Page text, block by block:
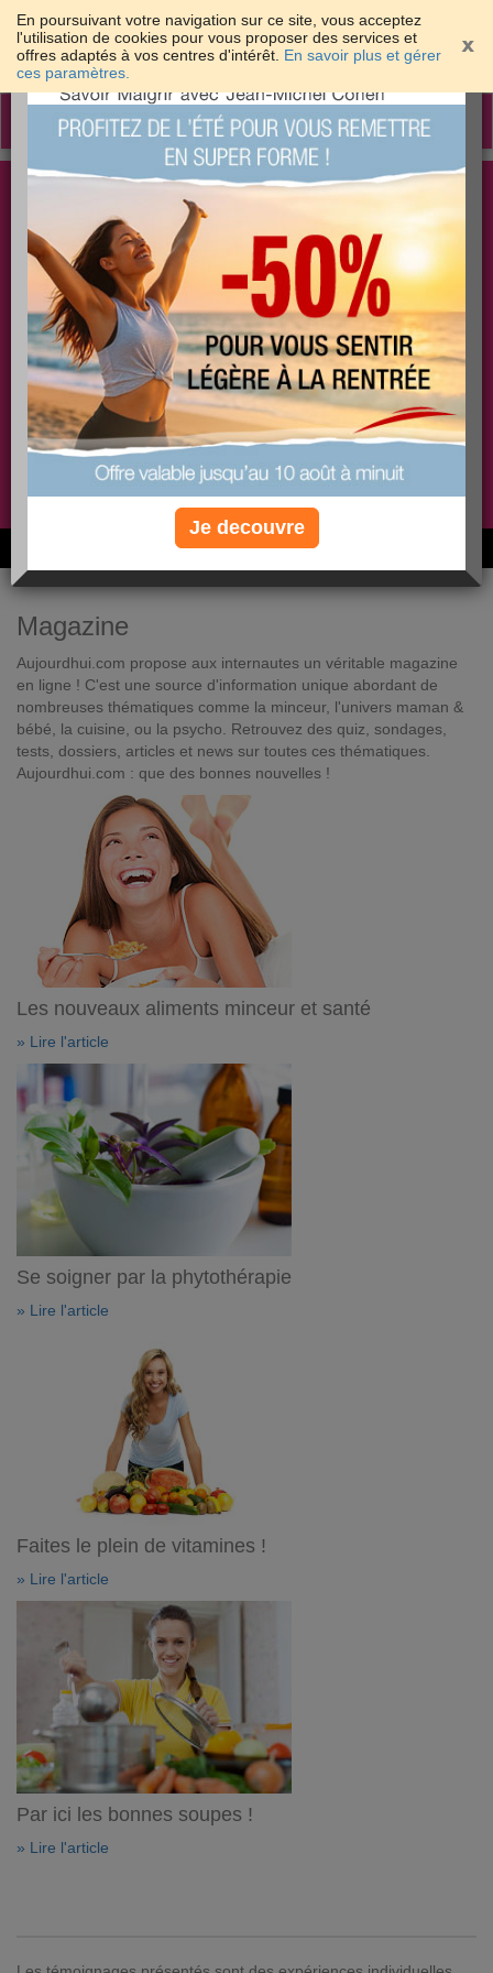
En poursuivant votre navigation sur ce site, vous acceptez
l'utilisation de cookies pour vous proposer des services et
offres adaptés à vos centres d'intérêt. En savoir plus et gérer
ces paramètres.
Toggle
Les meilleures solutions pour maigrir et être bien
dans sa peau
PLUS
EFFICACE
PLUS
SANTÉ
PLUS
COACHING
Non, je préfère le régime gratuit
6M de personnes ont maigri et réappris à manger avec nous
Magazine
Aujourdhui.com propose aux internautes un véritable magazine
en ligne ! C'est une source d'information unique abordant de
nombreuses thématiques comme la minceur, l'univers maman &
bébé, la cuisine, ou la psycho. Retrouvez des quiz, sondages,
tests, dossiers, articles et news sur toutes ces thématiques.
Aujourdhui.com : que des bonnes nouvelles !
Les nouveaux aliments minceur et santé
» Lire l'article
Se soigner par la phytothérapie
» Lire l'article
Faites le plein de vitamines !
» Lire l'article
Par ici les bonnes soupes !
» Lire l'article
×
Je decouvre